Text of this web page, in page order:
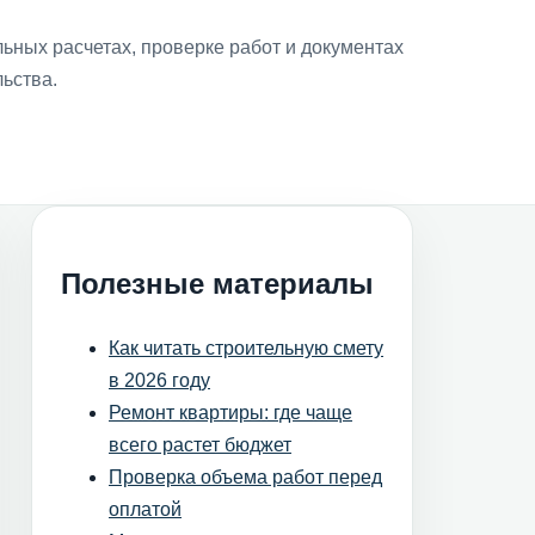
расчетах, проверке работ и документах
Полезные материалы
Как читать строительную смету
в 2026 году
Ремонт квартиры: где чаще
всего растет бюджет
Проверка объема работ перед
оплатой